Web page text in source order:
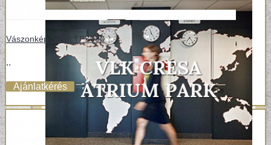
Vászonkép Sport TPS080
..
Ajánlatkérés